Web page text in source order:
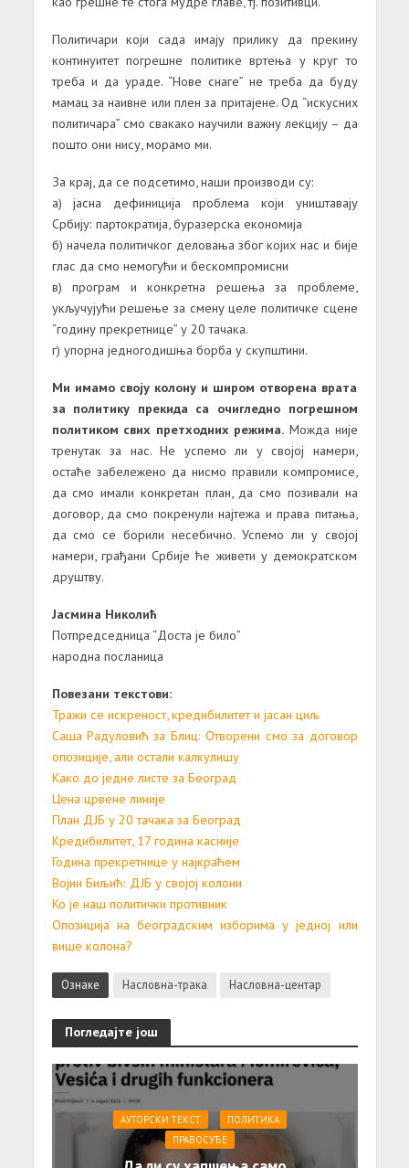
Политичари који сада имају прилику да прекину
континуитет погрешне политике вртења у круг то
треба и да ураде. “Нове снаге” не треба да буду
мамац за наивне или плен за притајене. Од “искусних
политичара” смо свакако научили важну лекцију – да
пошто они нису, морамо ми.
За крај, да се подсетимо, наши производи су:
а) јасна дефиниција проблема који уништавају
Србију: партократија, буразерска економија
б) начела политичког деловања због којих нас и бије
глас да смо немогући и бескомпромисни
в) програм и конкретна решења за проблеме,
укључујући решење за смену целе политичке сцене
“годину прекретнице” у 20 тачака.
г) упорна једногодишња борба у скупштини.
Ми имамо своју колону и широм отворена врата
за политику прекида са очигледно погрешном
политиком свих претходних режима. Можда није
тренутак за нас. Не успемо ли у својој намери,
остаће забележено да нисмо правили компромисе,
да смо имали конкретан план, да смо позивали на
договор, да смо покренули најтежа и права питања,
да смо се борили несебично. Успемо ли у својој
намери, грађани Србије ће живети у демократском
друштву.
Јасмина Николић
Потпредседница “Доста је било”
народна посланица
Повезани текстови:
Тражи се искреност, кредибилитет и јасан циљ
Саша Радуловић за Блиц: Отворени смо за договор
опозиције, али остали калкулишу
Како до једне листе за Београд
Цена црвене линије
План ДЈБ у 20 тачака за Београд
Кредибилитет, 17 година касније
Година прекретнице у најкраћем
Војин Биљић: ДЈБ у својој колони
Ко је наш политички противник
Опозиција на београдским изборима у једној или
више колона?
Ознаке Насловна-трака Насловна-центар
Погледајте још
АУТОРСКИ ТЕКСТ
ПОЛИТИКА
ПРАВОСУЂЕ